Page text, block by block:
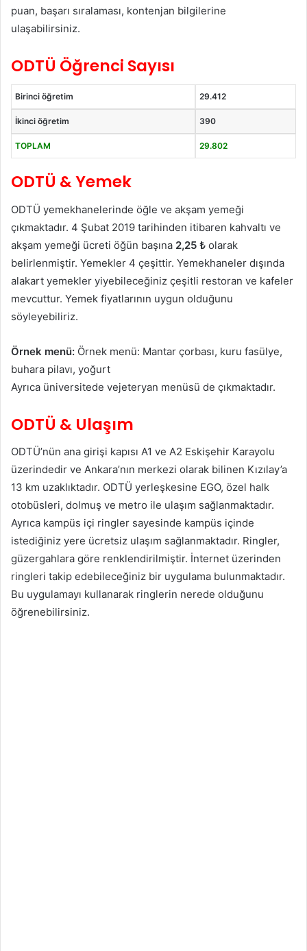
puan, başarı sıralaması, kontenjan bilgilerine
ulaşabilirsiniz.
ODTÜ Öğrenci Sayısı
Birinci öğretim 29.412
İkinci öğretim 390
TOPLAM 29.802
ODTÜ & Yemek
ODTÜ yemekhanelerinde öğle ve akşam yemeği
çıkmaktadır. 4 Şubat 2019 tarihinden itibaren kahvaltı ve
akşam yemeği ücreti öğün başına 2,25 ₺ olarak
belirlenmiştir. Yemekler 4 çeşittir. Yemekhaneler dışında
alakart yemekler yiyebileceğiniz çeşitli restoran ve kafeler
mevcuttur. Yemek fiyatlarının uygun olduğunu
söyleyebiliriz.
Örnek menü: Örnek menü: Mantar çorbası, kuru fasülye,
buhara pilavı, yoğurt
Ayrıca üniversitede vejeteryan menüsü de çıkmaktadır.
ODTÜ & Ulaşım
ODTÜ’nün ana girişi kapısı A1 ve A2 Eskişehir Karayolu
üzerindedir ve Ankara’nın merkezi olarak bilinen Kızılay’a
13 km uzaklıktadır. ODTÜ yerleşkesine EGO, özel halk
otobüsleri, dolmuş ve metro ile ulaşım sağlanmaktadır.
Ayrıca kampüs içi ringler sayesinde kampüs içinde
istediğiniz yere ücretsiz ulaşım sağlanmaktadır. Ringler,
güzergahlara göre renklendirilmiştir. İnternet üzerinden
ringleri takip edebileceğiniz bir uygulama bulunmaktadır.
Bu uygulamayı kullanarak ringlerin nerede olduğunu
öğrenebilirsiniz.